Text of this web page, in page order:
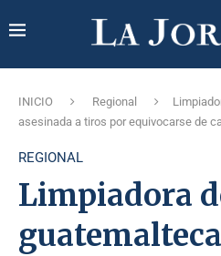
INICIO Regional
asesinada a tiros por equivocarse de
REGIONAL
Limpiadora